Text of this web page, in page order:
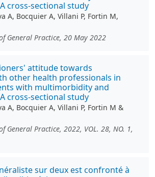
cross-sectional study
A, Bocquier A, Villani P, Fortin M,
General Practice, 20 May 2022
attitude towards
other health professionals in
with multimorbidity and
cross-sectional study
A, Bocquier A, Villani P, Fortin M &
General Practice, 2022, VOL. 28, NO. 1,
sur deux est confronté à